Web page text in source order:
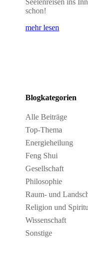
schon!
mehr lesen
Blogkategorien
Alle Beiträge
Top-Thema
Energieheilung
Feng Shui
Gesellschaft
Philosophie
Raum- und
Religion und
Wissenschaft
Sonstige